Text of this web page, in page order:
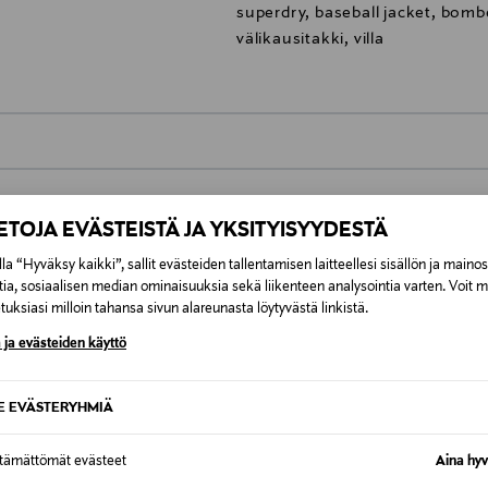
EVÄSTEISTÄ JA YKSITYISYYDESTÄ
“Hyväksy kaikki”, sallit evästeiden tallentamisen laitteellesi sisällön ja
sosiaalisen median ominaisuuksia sekä liikenteen analysointia varten. Voit
milloin tahansa sivun alareunasta löytyvästä linkistä.
ja evästeiden käyttö
EVÄSTERYHMIÄ
evästeet Aina
superdry, baseball jacket,
välikausitakki, villa
0,00 € – 4,90 €
7,90 €–50,00 € kuljetusyhtiöstä ja
Alk. 6,90 €, kun toimitus on
tilaukseesi. Voit palauttaa tilaamasi tuotteen 30 vuorokauden
ilmoittaa palautuksesta etukäteen.
NÄISTÄ